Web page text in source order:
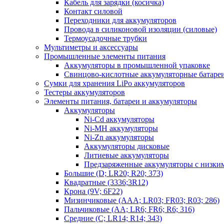
Кабель для зарядки (косичка)
Контакт силовой
Переходники для аккумуляторов
Провода в силиконовой изоляции (силовые)
Термоусадочные трубки
Мультиметры и аксессуары
Промышленные элементы питания
Аккумуляторы в промышленной упаковке
Свинцово-кислотные аккумуляторные
Сумки для хранения LiPo аккумуляторов
Тестеры аккумуляторов
Элементы питания, батареи и аккумуляторы
Аккумуляторы
Ni-Cd аккумуляторы
Ni-MH аккумуляторы
Ni-Zn аккумуляторы
Аккумуляторы дисковые
Литиевые аккумуляторы
Предзаряженные аккумуляторы с
Большие (D; LR20; R20; 373)
Квадратные (3336;3R12)
Крона (9V; 6F22)
Мизинчиковые (AAA; LR03; FR03; R03; 286)
Пальчиковые (AA; LR6; FR6; R6; 316)
Средние (C; LR14; R14; 343)